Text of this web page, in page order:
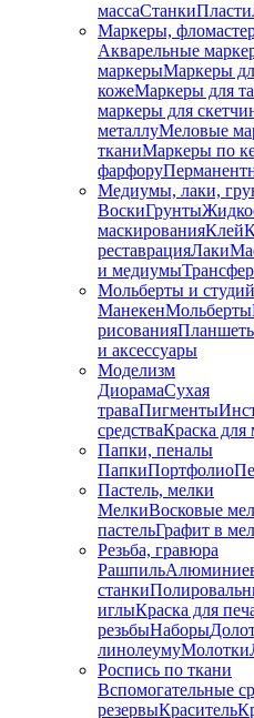
массаСтанки
Маркеры,
Акварельные
маркерыМаркеры
кожеМаркеры для
маркеры для
металлуМеловые
тканиМаркеры по
фарфору
Медиумы, лаки,
ВоскиГрунты
маскированияКлей
реставрацияЛаки
и медиумы
Мольберты и
МанекенМольберты
рисования
и аксессуары
Моделизм
ДиорамаСухая
траваПигменты
средстваКраска для
Папки, пеналы
ПапкиПортфолио
Пастель, мелки
МелкиВосковые
пастельГрафит в
Резьба, гравюра
Рашпиль
станки
иглыКраска для
резьбыНаборы
линолеумуМолотки
Роспись по ткани
Вспомогательные
резервыКраситель